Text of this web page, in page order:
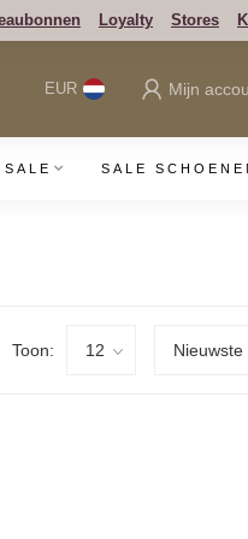
Loyalty Stores
EUR Mijn
SALE SALE
Toon: